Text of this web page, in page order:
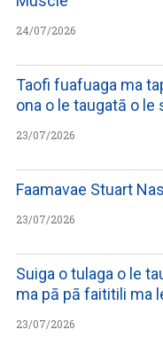
24/07/2026
Taofi fuafuaga ma
ona o le taugatā o le
23/07/2026
Faamavae Stuart
23/07/2026
Suiga o tulaga o le
ma pā pā faititili ma
23/07/2026